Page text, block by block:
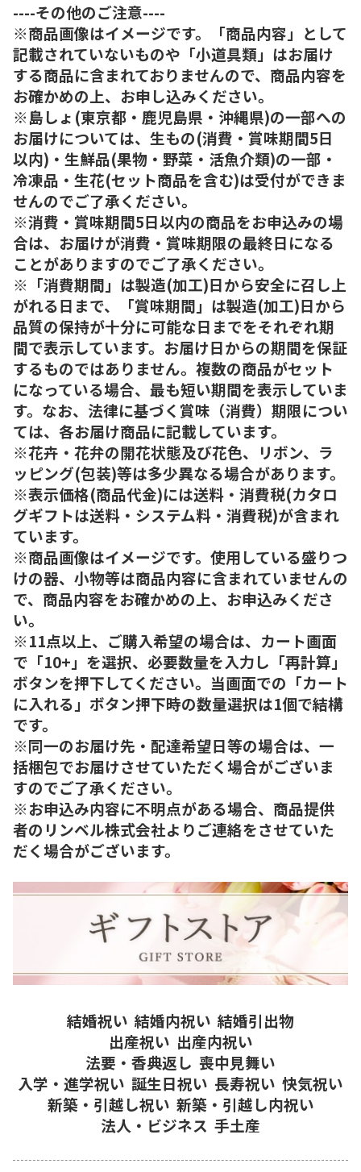
----その他のご注意----
※商品画像はイメージです。「商品内容」として
記載されていないものや「小道具類」はお届け
する商品に含まれておりませんので、商品内容を
お確かめの上、お申し込みください。
※島しょ(東京都・鹿児島県・沖縄県)の一部への
お届けについては、生もの(消費・賞味期間5日
以内)・生鮮品(果物・野菜・活魚介類)の一部・
冷凍品・生花(セット商品を含む)は受付ができま
せんのでご了承ください。
※消費・賞味期間5日以内の商品をお申込みの場
合は、お届けが消費・賞味期限の最終日になる
ことがありますのでご了承ください。
※「消費期間」は製造(加工)日から安全に召し上
がれる日まで、「賞味期間」は製造(加工)日から
品質の保持が十分に可能な日までをそれぞれ期
間で表示しています。お届け日からの期間を保証
するものではありません。複数の商品がセット
になっている場合、最も短い期間を表示していま
す。なお、法律に基づく賞味（消費）期限につい
ては、各お届け商品に記載しています。
※花卉・花弁の開花状態及び花色、リボン、ラ
ッピング(包装)等は多少異なる場合があります。
※表示価格(商品代金)には送料・消費税(カタロ
グギフトは送料・システム料・消費税)が含まれ
ています。
※商品画像はイメージです。使用している盛りつ
けの器、小物等は商品内容に含まれていませんの
で、商品内容をお確かめの上、お申込みくださ
い。
※11点以上、ご購入希望の場合は、カート画面
で「10+」を選択、必要数量を入力し「再計算」
ボタンを押下してください。当画面での「カート
に入れる」ボタン押下時の数量選択は1個で結構
です。
※同一のお届け先・配達希望日等の場合は、一
括梱包でお届けさせていただく場合がございま
すのでご了承ください。
※お申込み内容に不明点がある場合、商品提供
者のリンベル株式会社よりご連絡をさせていた
だく場合がございます。
結婚祝い 結婚内祝い 結婚引出物
出産祝い 出産内祝い
法要・香典返し 喪中見舞い
入学・進学祝い 誕生日祝い 長寿祝い 快気祝い
新築・引越し祝い 新築・引越し内祝い
法人・ビジネス 手土産